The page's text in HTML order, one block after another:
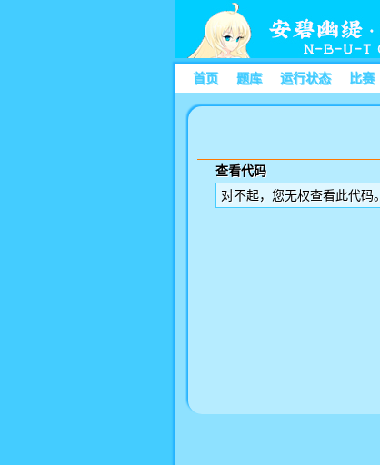
首页 题库 运行状态 比赛
查看代码
对不起，您无权查看此代码。